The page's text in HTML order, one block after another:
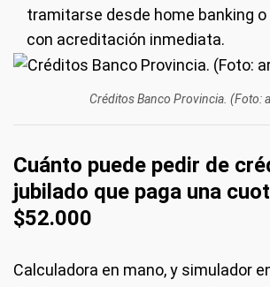
tramitarse desde home banking o
con acreditación inmediata.
Créditos Banco Provincia. (Foto:
Cuánto puede pedir de
jubilado que paga una
$52.000
Calculadora en mano, y simulador